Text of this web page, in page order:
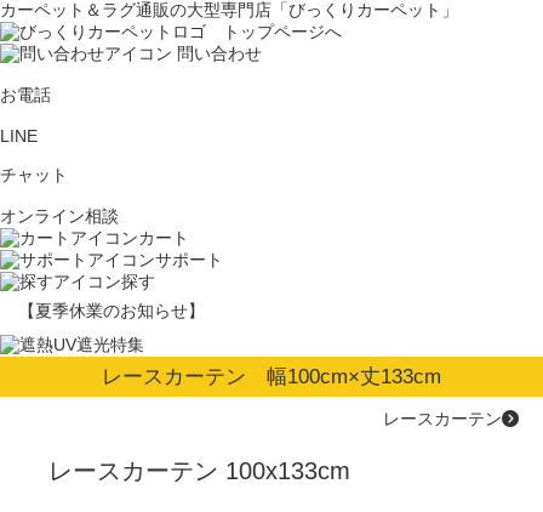
カーペット＆ラグ通販の大型専門店「びっくりカーペット」
問い合わせ
お電話
LINE
チャット
オンライン相談
カート
サポート
探す
【夏季休業のお知らせ】
レースカーテン 幅100cm×丈133cm
レースカーテン
レースカーテン 100x133cm